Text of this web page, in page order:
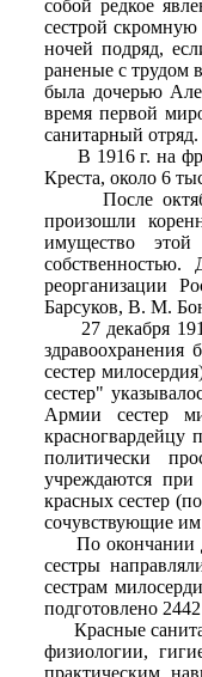
собой редкое
сестрой скромную
ночей подряд,
раненые с трудом
была дочерью
время первой
санитарный отряд.
В 1916 г. на
Креста, около 6
После
произошли
имущество этой
реорганизации
Барсуков, В. М.
27 декабря 1919
сестер
сестер"
Армии сестер
красногвардейцу
политически
учреждаются
красных сестер
сочувствующие
По окончании
сестры
сестрам
подготовлено
Красные
физиологии,
практическим